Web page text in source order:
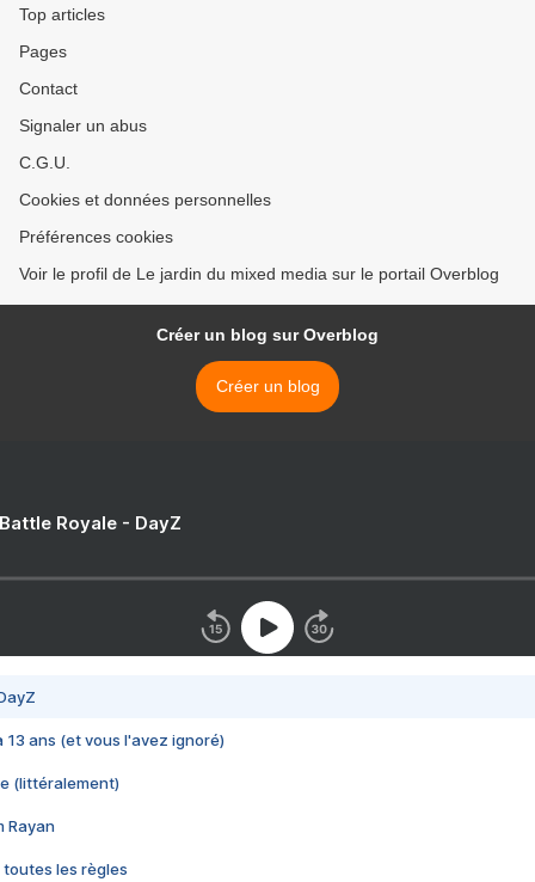
Top articles
Pages
Contact
Signaler un abus
C.G.U.
Cookies et données personnelles
Préférences cookies
Voir le profil de Le jardin du mixed media sur le portail Overblog
Créer un blog sur Overblog
Créer un blog
Royale - DayZ
13 ans (et vous l'avez ignoré)
(littéralement)
Rayan
toutes les règles